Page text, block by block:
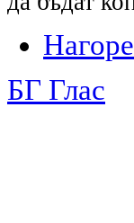
Нагоре
БГ Глас